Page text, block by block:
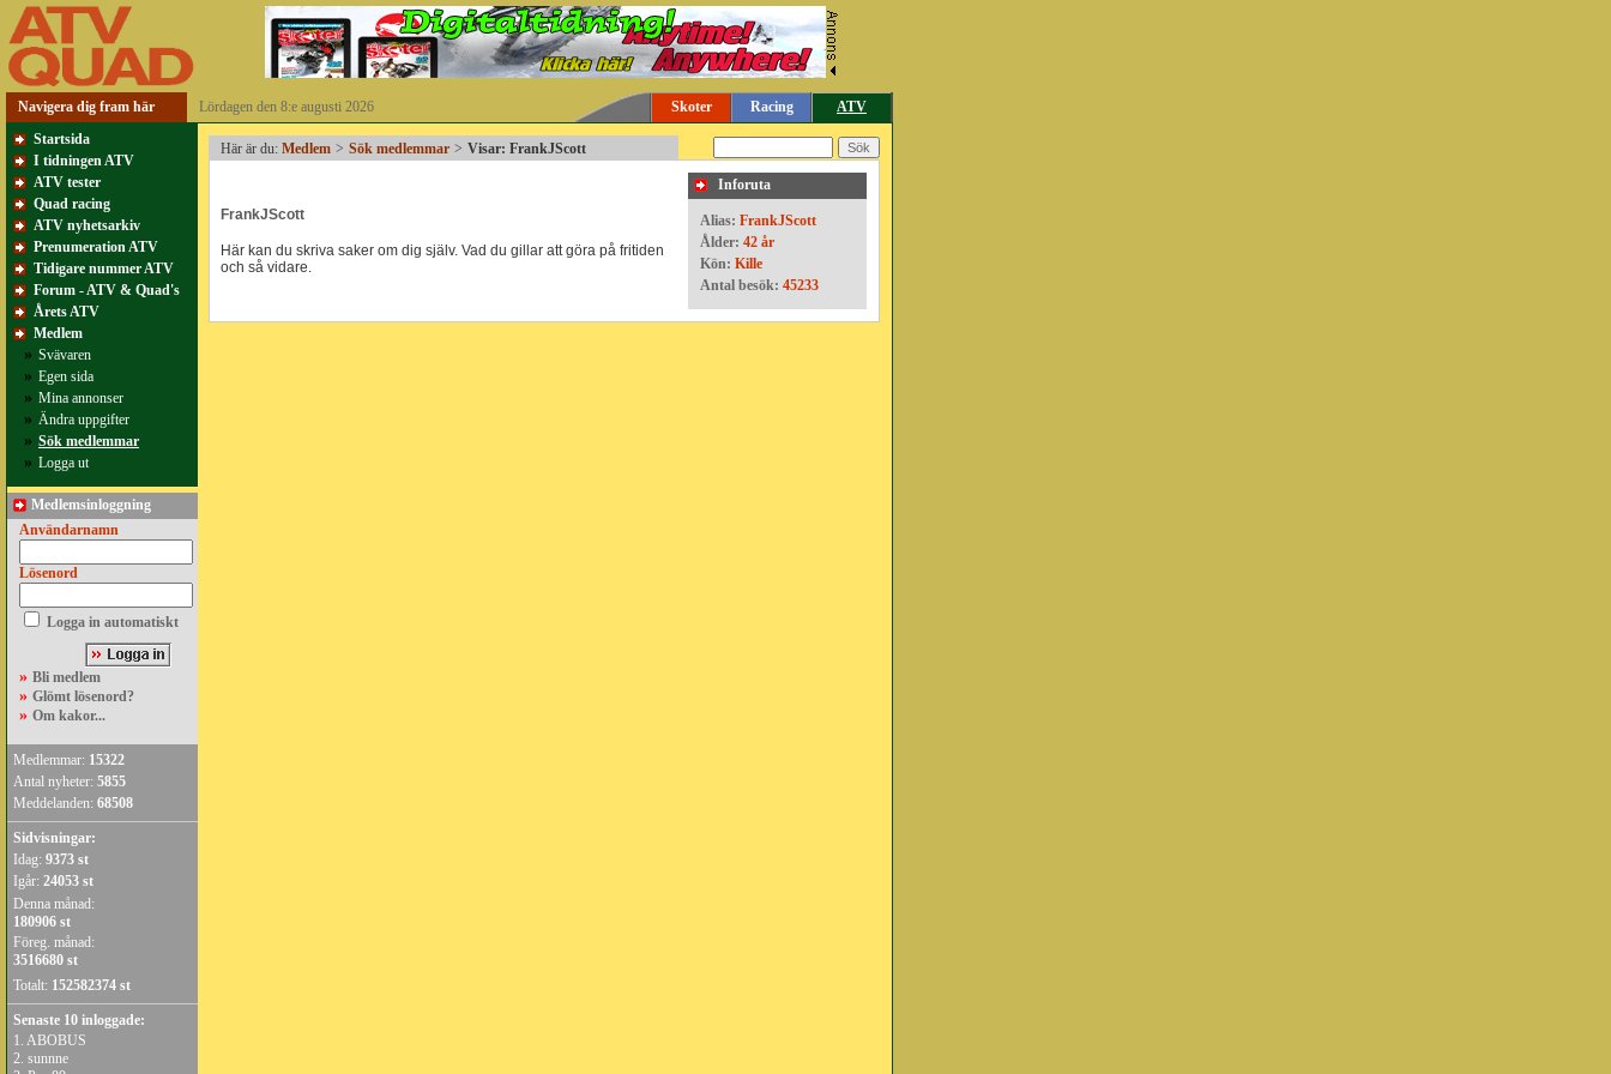
Navigera dig fram här Lördagen den 8:e augusti 2026 Skoter Racing
ATV
Startsida
I tidningen ATV
ATV tester
Quad racing
ATV nyhetsarkiv
Prenumeration ATV
Tidigare nummer ATV
Forum - ATV & Quad's
Årets ATV
Medlem
» Svävaren
» Egen sida
» Mina annonser
» Ändra uppgifter
» Sök medlemmar
» Logga ut
Medlemsinloggning
Användarnamn
Lösenord
Logga in automatiskt
» Bli medlem
» Glömt lösenord?
» Om kakor...
Medlemmar: 15322
Antal nyheter: 5855
Meddelanden: 68508
Sidvisningar:
Idag: 9373 st
Igår: 24053 st
Denna månad:
180906 st
Föreg. månad:
3516680 st
Totalt: 152582374 st
Senaste 10 inloggade:
1. ABOBUS
2. sunnne
Här är du: Medlem > Sök medlemmar > Visar: FrankJScott
FrankJScott
Här kan du skriva saker om dig själv. Vad du gillar att göra på fritiden
och så vidare.
Inforuta
Alias: FrankJScott
Ålder: 42 år
Kön: Kille
Antal besök: 45233